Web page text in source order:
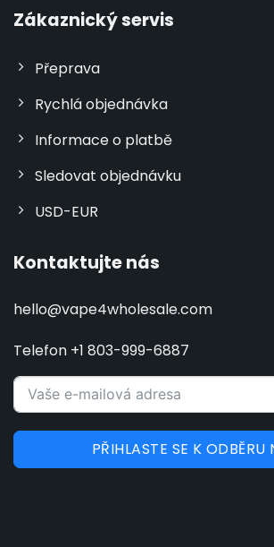
Zákaznický servis
Přeprava
Rychlá objednávka
Informace o platbě
Sledovat objednávku
USD-EUR
Kontaktujte nás
hello@vape4wholesale.com
Telefon +1 803-999-6887
PŘIHLASTE SE K ODBĚRU